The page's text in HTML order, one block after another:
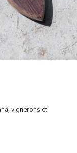
vignerons et